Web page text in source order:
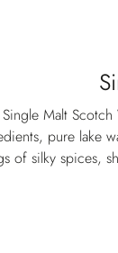
Malt
pure lake
of silky spices,